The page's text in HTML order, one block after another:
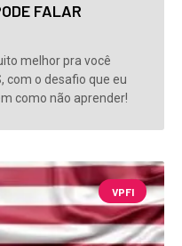
FALAR
melhor pra você
com o desafio que eu
como não aprender!
VPFI